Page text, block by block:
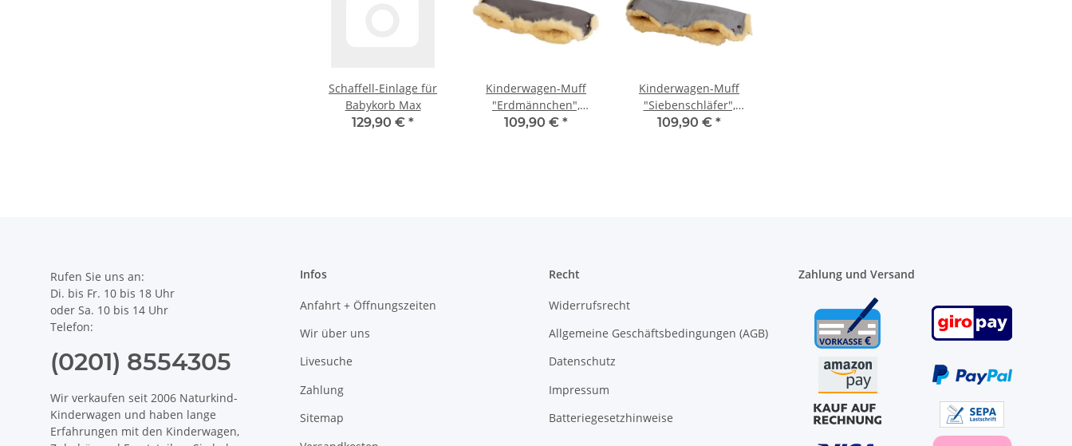
Schaffell-Einlage für
Babykorb Max
129,90 € *
Kinderwagen-Muff
"Erdmännchen",
Schaffell, Naturkind
109,90 € *
Kinderwagen-Muff
"Siebenschläfer",
Schaffell
109,90 € *
Rufen Sie uns an:
Di. bis Fr. 10 bis 18 Uhr
oder Sa. 10 bis 14 Uhr
Telefon:
(0201) 8554305
Wir verkaufen seit 2006 Naturkind-
Kinderwagen und haben lange
Erfahrungen mit den Kinderwagen,
Infos
Anfahrt + Öffnungszeiten
Wir über uns
Livesuche
Zahlung
Sitemap
Recht
Widerrufsrecht
Allgemeine Geschäftsbedingungen (AGB)
Datenschutz
Impressum
Batteriegesetzhinweise
Zahlung und Versand